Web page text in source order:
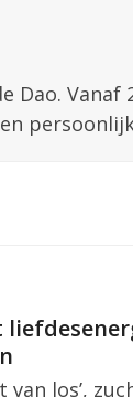
van los’,